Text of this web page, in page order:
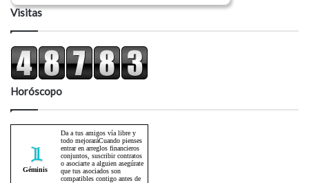
Visitas
Horóscopo